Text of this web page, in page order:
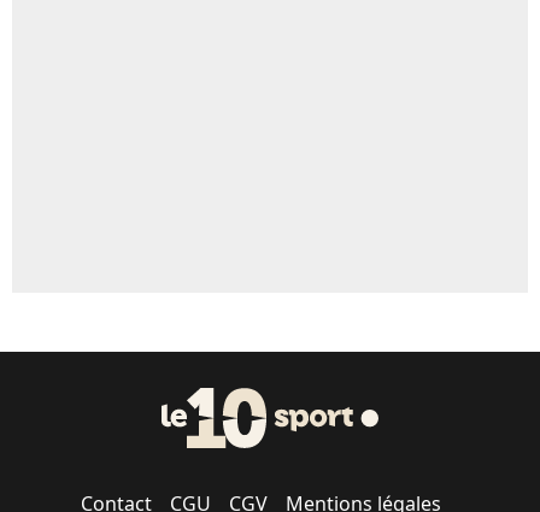
Contact CGU CGV Mentions légales